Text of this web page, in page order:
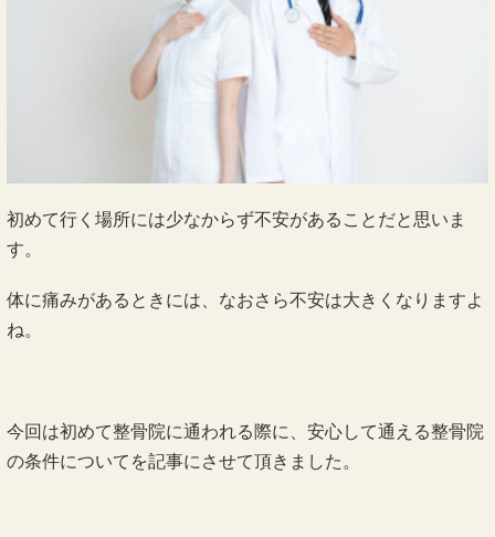
初めて行く場所には少なからず不安があることだと思いま
す。
体に痛みがあるときには、なおさら不安は大きくなりますよ
ね。
今回は初めて整骨院に通われる際に、安心して通える整骨院
の条件についてを記事にさせて頂きました。